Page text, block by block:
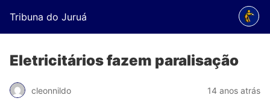
Tribuna do Juruá
Eletricitários fazem paralisação
cleonnildo 14 anos atrás